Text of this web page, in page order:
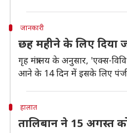
जानकारी
छह महीने के लिए दिया
गृह मंत्रालय के अनुसार, 'एक्स-
आने के 14 दिन में इसके लिए
हालात
तालिबान ने 15 अगस्त